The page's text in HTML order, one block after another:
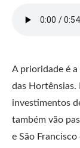
A prioridade é a
das Hortênsias.
investimentos
também vão
e São Francisco